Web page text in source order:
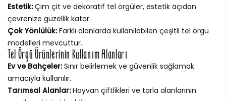
Estetik:Çim çit ve dekoratif tel örgüler, estetik açıdan
çevrenize güzellik katar.
Çok Yönlülük:Farklı alanlarda kullanılabilen çeşitli tel örgü
modelleri mevcuttur.
Tel Örgü Ürünlerinin Kullanım Alanları
Ev ve Bahçeler:Sınır belirlemek ve güvenlik sağlamak
amacıyla kullanılır.
Tarımsal Alanlar:Hayvan çiftlikleri ve tarla alanlarının